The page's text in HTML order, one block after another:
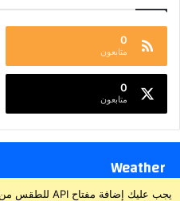
0
متابعون
0
متابعون
Weather
يجب عليك إضافة مفتاح API للطقس من خلال صفحة إعدادات القالب > الدمج.